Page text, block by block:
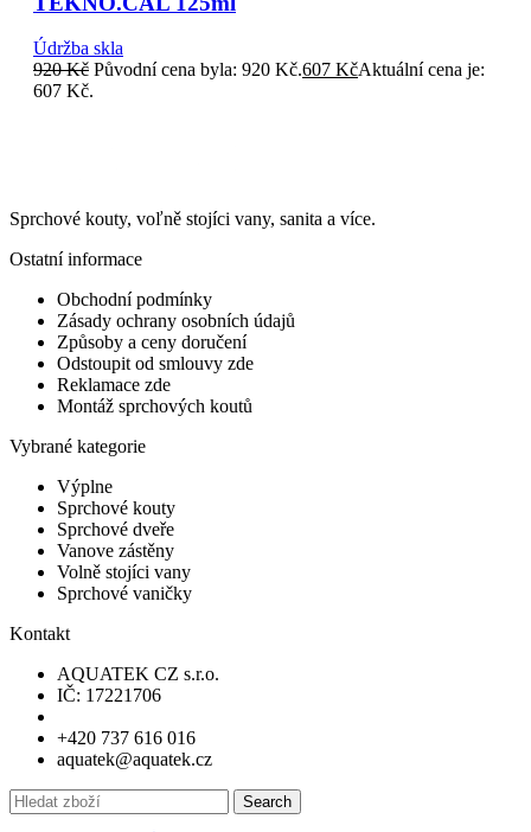
Údržba skla
920Kč Původní cena byla: 920 Kč.607 KčAktuální cena je:
607 Kč.
Sprchové kouty, voľně stojíci vany, sanita a více.
Ostatní informace
Obchodní podmínky
Zásady ochrany osobních údajů
Způsoby a ceny doručení
Odstoupit od smlouvy zde
Reklamace zde
Montáž sprchových koutů
Vybrané kategorie
Výplne
Sprchové kouty
Sprchové dveře
Vanove zástěny
Volně stojíci vany
Sprchové vaničky
Kontakt
AQUATEK CZ s.r.o.
IČ: 17221706
+420 737 616 016
aquatek@aquatek.cz
Search